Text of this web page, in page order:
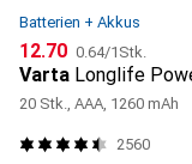
Batterien + Akkus
CHF
12.70 CHF
0.64/1Stk.
Varta Longlife
20 Stk., AAA, 1260 mAh
2560